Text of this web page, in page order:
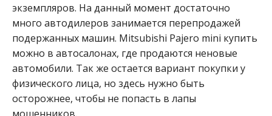
экземпляров. На данный момент достаточно
много автодилеров занимается перепродажей
подержанных машин. Mitsubishi Pajero mini купить
можно в автосалонах, где продаются неновые
автомобили. Так же остается вариант покупки у
физического лица, но здесь нужно быть
осторожнее, чтобы не попасть в лапы